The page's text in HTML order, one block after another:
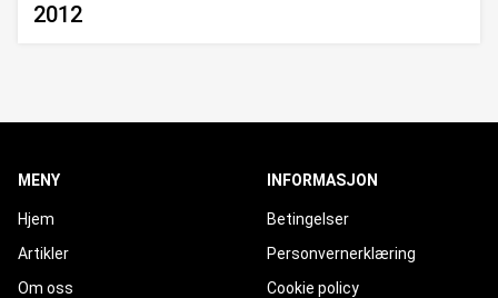
2012
MENY
Hjem
Artikler
Om oss
INFORMASJON
Betingelser
Personvernerklæring
Cookie policy